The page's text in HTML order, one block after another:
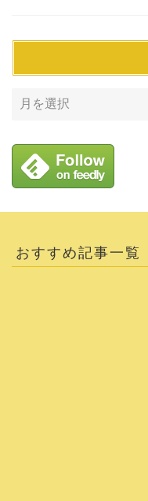
おすすめ記事一覧